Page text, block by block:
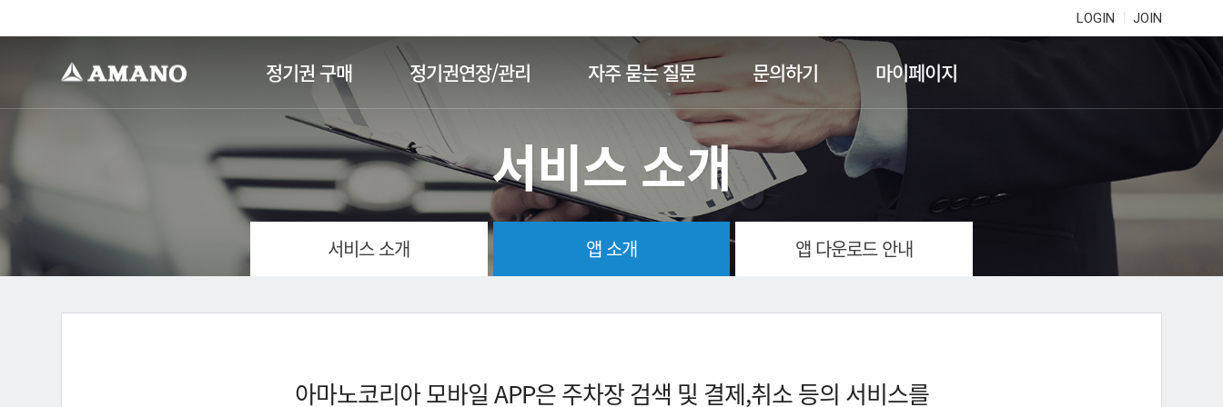
LOGIN JOIN
정기권 구매 정기권연장/관리 자주 묻는 질문 문의하기 마이페이지
서비스 소개
서비스 소개 앱 소개 앱 다운로드 안내
아마노코리아 모바일 APP은 주차장 검색 및 결제,취소 등의 서비스를